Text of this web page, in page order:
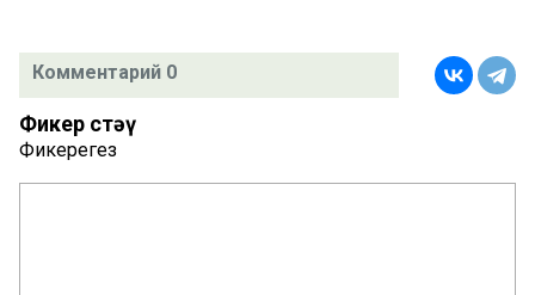
Комментарий 0
Фикер өстәү
Фикерегез